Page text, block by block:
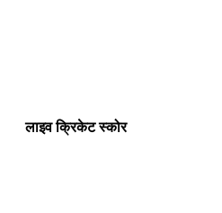
लाइव क्रिकेट स्कोर